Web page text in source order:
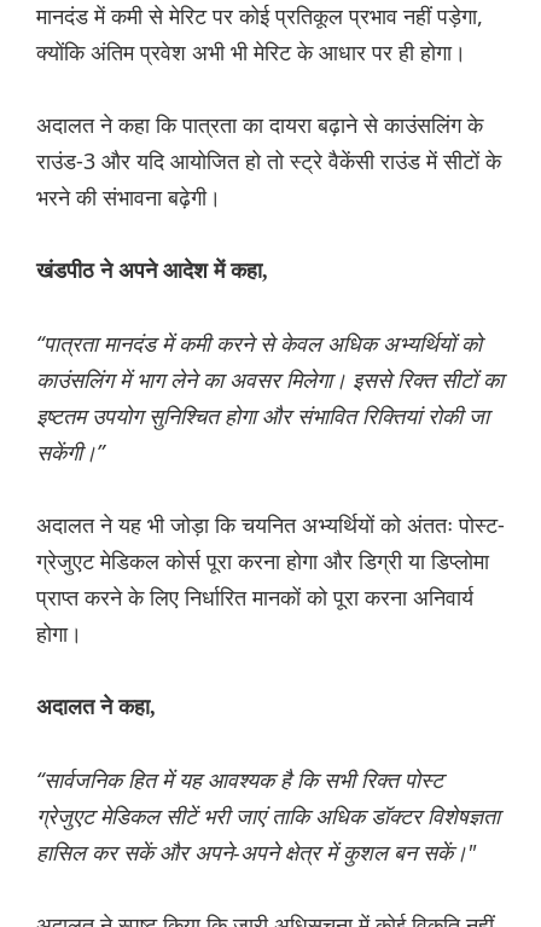
मानदंड में कमी से मेरिट पर कोई प्रतिकूल प्रभाव नहीं पड़ेगा,
क्योंकि अंतिम प्रवेश अभी भी मेरिट के आधार पर ही होगा।
अदालत ने कहा कि पात्रता का दायरा बढ़ाने से काउंसलिंग के
राउंड-3 और यदि आयोजित हो तो स्ट्रे वैकेंसी राउंड में सीटों के
भरने की संभावना बढ़ेगी।
खंडपीठ ने अपने आदेश में कहा,
“पात्रता मानदंड में कमी करने से केवल अधिक अभ्यर्थियों को
काउंसलिंग में भाग लेने का अवसर मिलेगा। इससे रिक्त सीटों का
इष्टतम उपयोग सुनिश्चित होगा और संभावित रिक्तियां रोकी जा
सकेंगी।”
अदालत ने यह भी जोड़ा कि चयनित अभ्यर्थियों को अंततः पोस्ट-
ग्रेजुएट मेडिकल कोर्स पूरा करना होगा और डिग्री या डिप्लोमा
प्राप्त करने के लिए निर्धारित मानकों को पूरा करना अनिवार्य
होगा।
अदालत ने कहा,
“सार्वजनिक हित में यह आवश्यक है कि सभी रिक्त पोस्ट
ग्रेजुएट मेडिकल सीटें भरी जाएं ताकि अधिक डॉक्टर विशेषज्ञता
हासिल कर सकें और अपने-अपने क्षेत्र में कुशल बन सकें।"